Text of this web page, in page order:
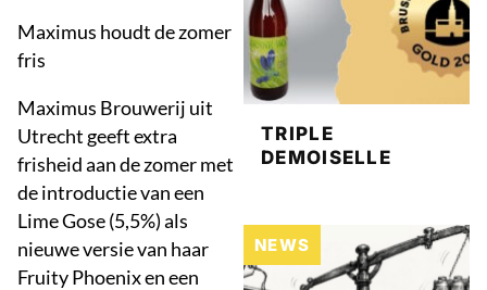
Maximus houdt de zomer
fris
Maximus Brouwerij uit
Utrecht geeft extra
frisheid aan de zomer met
de introductie van een
Lime Gose (5,5%) als
nieuwe versie van haar
Fruity Phoenix en een
TRIPLE
DEMOISELLE
NEWS